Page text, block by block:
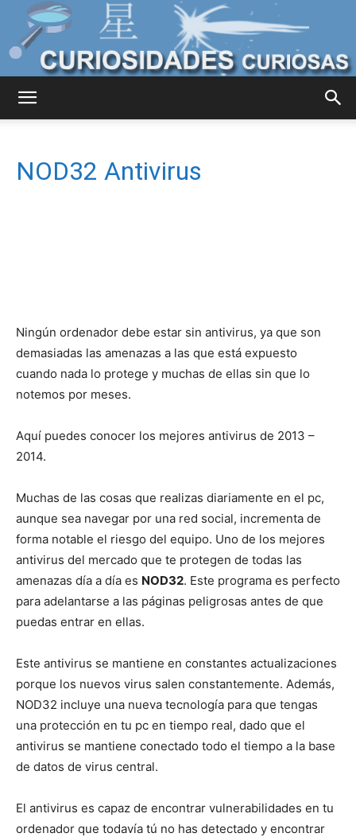
Curiosas
Mundo
NOD32 Antivirus
Ningún ordenador debe estar sin antivirus, ya que son
demasiadas las amenazas a las que está expuesto
cuando nada lo protege y muchas de ellas sin que lo
notemos por meses.
Aquí puedes conocer los mejores antivirus de 2013 –
2014.
Muchas de las cosas que realizas diariamente en el pc,
aunque sea navegar por una red social, incrementa de
forma notable el riesgo del equipo. Uno de los mejores
antivirus del mercado que te protegen de todas las
amenazas día a día es NOD32. Este programa es perfecto
para adelantarse a las páginas peligrosas antes de que
puedas entrar en ellas.
Este antivirus se mantiene en constantes actualizaciones
porque los nuevos virus salen constantemente. Además,
NOD32 incluye una nueva tecnología para que tengas
una protección en tu pc en tiempo real, dado que el
antivirus se mantiene conectado todo el tiempo a la base
de datos de virus central.
El antivirus es capaz de encontrar vulnerabilidades en tu
ordenador que todavía tú no has detectado y encontrar